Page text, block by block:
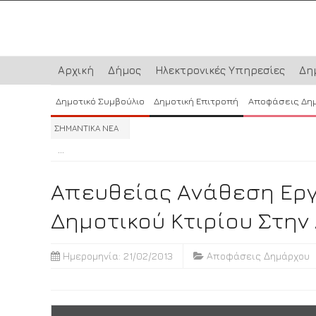
Αρχική Δήμος Ηλεκτρονικές Υπηρεσίες
Δημοτικό Συμβούλιο Δημοτική Επιτροπή Αποφάσεις
ΣΗΜΑΝΤΙΚΑ ΝΕΑ
...
Απευθείας Ανάθεση
Δημοτικού Κτιρίου
Ημερομηνία: 21/02/2013 Αποφάσεις Δημάρχου